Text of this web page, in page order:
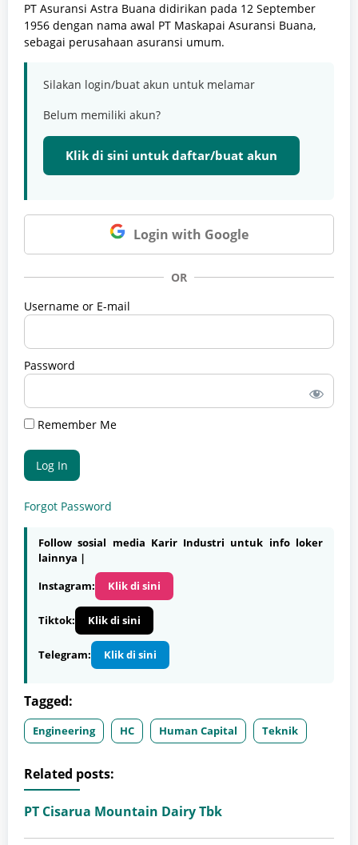
PT Asuransi Astra Buana didirikan pada 12 September
1956 dengan nama awal PT Maskapai Asuransi Buana,
sebagai perusahaan asuransi umum.
Silakan login/buat akun untuk melamar
Belum memiliki akun?
Klik di sini untuk daftar/buat akun
Login with Google
OR
Username or E-mail
Password
Remember Me
Forgot Password
Follow sosial media Karir Industri untuk info loker
lainnya |
Instagram:
Klik di sini
Tiktok: Klik di sini
Telegram: Klik di sini
Tagged:
Engineering HC Human Capital Teknik
Related posts:
PT Cisarua Mountain Dairy Tbk